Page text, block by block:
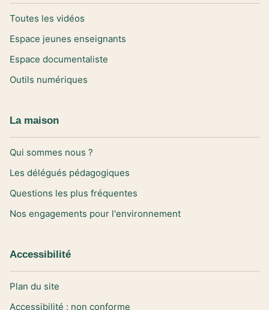
Toutes les vidéos
Espace jeunes enseignants
Espace documentaliste
Outils numériques
La maison
Qui sommes nous ?
Les délégués pédagogiques
Questions les plus fréquentes
Nos engagements pour l'environnement
Accessibilité
Plan du site
Accessibilité : non conforme